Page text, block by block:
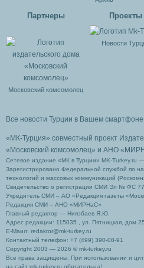
Партнеры
Московский комсомолец
Проекты
Новости
Все новости Турции в Вашем
«МК-Турция» совместный проект
«Московский комсомолец» и АНО
Сетевое издание «МК в Турции» MK-Turkey.ru
Зарегистрировано Федеральной службой по
технологий и массовых коммуникаций
Свидетельство о регистрации СМИ Эл № ФС
Учредитель СМИ – АО «Редакция газеты
Редакция СМИ – АНО «МИРНаС»
Главный редактор — Ниязбаев Я.Ю.
Адрес редакции: 115035 , ул. Пятницкая, дом
Е-Маил: redaktor@mk-turkey.ru
Контактный телефон: +7 (499) 390-08-91
Copyright 2003 — 2026 © mk-turkey.ru
Все права защищены. При использовании и
на сайт mk-turkey.ru обязательна!